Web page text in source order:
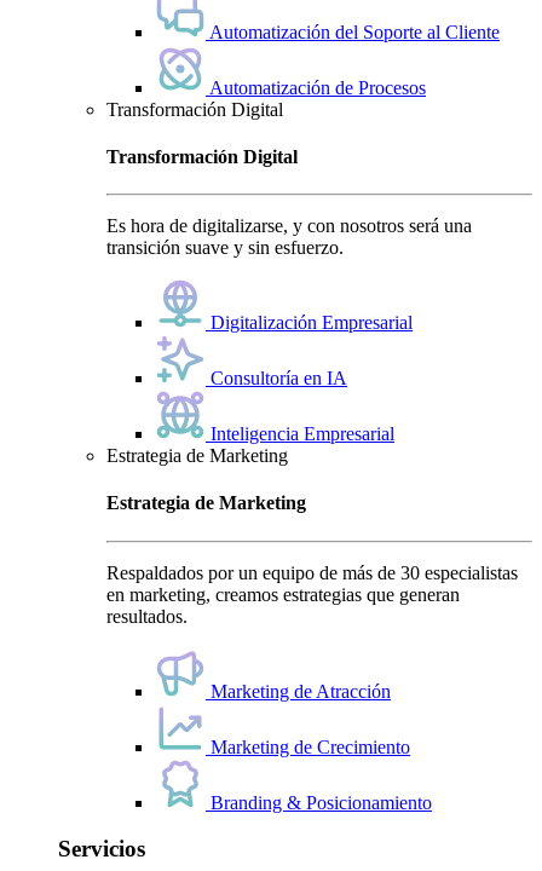
Automatización del Soporte al Cliente
Automatización de Procesos
Transformación Digital
Transformación Digital
Es hora de digitalizarse, y con nosotros será una
transición suave y sin esfuerzo.
Digitalización Empresarial
Consultoría en IA
Inteligencia Empresarial
Estrategia de Marketing
Estrategia de Marketing
Respaldados por un equipo de más de 30 especialistas
en marketing, creamos estrategias que generan
resultados.
Marketing de Atracción
Marketing de Crecimiento
Branding & Posicionamiento
Servicios